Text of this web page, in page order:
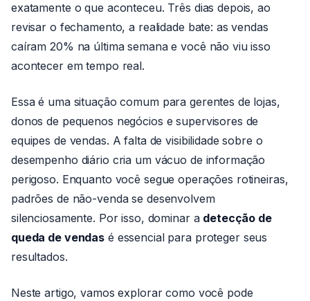
exatamente o que aconteceu. Três dias depois, ao
revisar o fechamento, a realidade bate: as vendas
caíram 20% na última semana e você não viu isso
acontecer em tempo real.
Essa é uma situação comum para gerentes de lojas,
donos de pequenos negócios e supervisores de
equipes de vendas. A falta de visibilidade sobre o
desempenho diário cria um vácuo de informação
perigoso. Enquanto você segue operações rotineiras,
padrões de não-venda se desenvolvem
silenciosamente. Por isso, dominar a detecção de
queda de vendas é essencial para proteger seus
resultados.
Neste artigo, vamos explorar como você pode